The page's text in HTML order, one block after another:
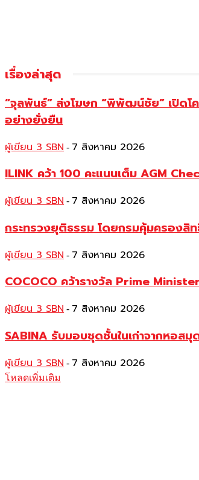
เรื่องล่าสุด
“จุลพันธ์” ส่งโฆษก “พิพัฒน์ชัย” เปิดโค
อย่างยั่งยืน
ผู้เขียน 3 SBN - 7 สิงหาคม 2026
ILINK คว้า 100 คะแนนเต็ม AGM
ผู้เขียน 3 SBN - 7 สิงหาคม 2026
กระทรวงยุติธรรม โดยกรมคุ้มครองสิ
ผู้เขียน 3 SBN - 7 สิงหาคม 2026
COCOCO คว้ารางวัล Prime
ผู้เขียน 3 SBN - 7 สิงหาคม 2026
SABINA รับมอบชุดชั้นในเก่าจากหอส
ผู้เขียน 3 SBN - 7 สิงหาคม 2026
โหลดเพิ่มเติม